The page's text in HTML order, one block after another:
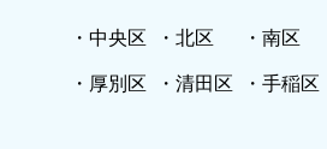
・中央区 ・北区
・南区
・厚別区
・清田区 ・手稲区